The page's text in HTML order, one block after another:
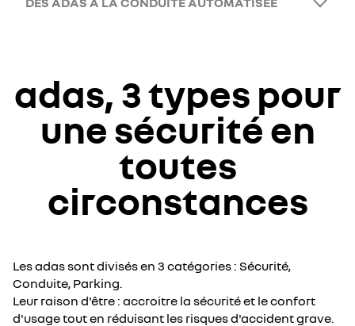
adas, 3 types pour
une sécurité en
toutes
circonstances
Les adas sont divisés en 3 catégories : Sécurité,
Conduite, Parking.
Leur raison d'être : accroitre la sécurité et le confort
d'usage tout en réduisant les risques d'accident grave.